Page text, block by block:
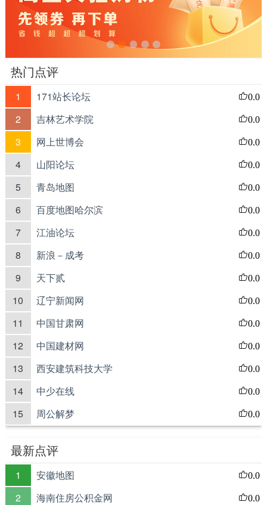
热门点评
1 171站长论坛 0.0
2 吉林艺术学院 0.0
3 网上世博会 0.0
4 山阳论坛 0.0
5 青岛地图 0.0
6 百度地图哈尔滨 0.0
7 江油论坛 0.0
8 新浪－成考 0.0
9 天下贰 0.0
10 辽宁新闻网 0.0
11 中国甘肃网 0.0
12 中国建材网 0.0
13 西安建筑科技大学 0.0
14 中少在线 0.0
15 周公解梦 0.0
最新点评
1 安徽地图 0.0
2 海南住房公积金网 0.0